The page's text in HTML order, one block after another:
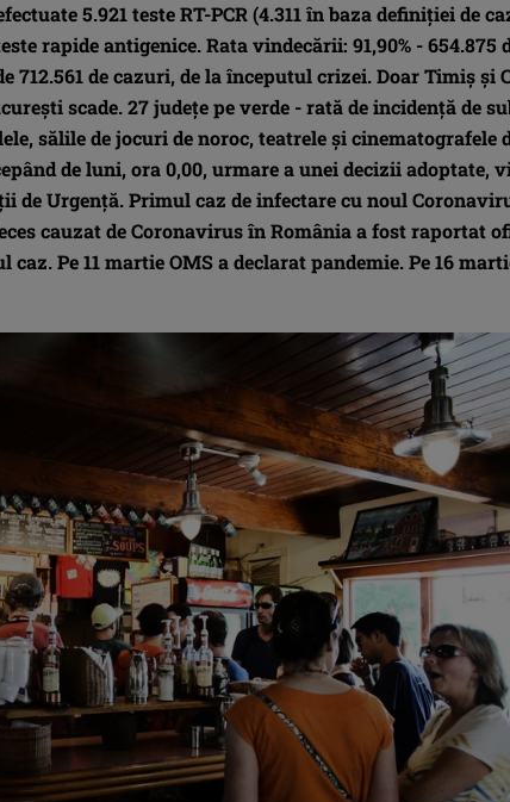
5.921 teste RT-PCR (4.311 în baza definiției de
rapide antigenice. Rata vindecării: 91,90% - 654.875
de cazuri, de la începutul crizei. Doar Timiş şi
scade. 27 judeţe pe verde - rată de incidenţă de
sălile de jocuri de noroc, teatrele şi cinematografele
de luni, ora 0,00, urmare a unei decizii adoptate,
Urgenţă. Primul caz de infectare cu noul
cauzat de Coronavirus în România a fost raportat
Pe 11 martie OMS a declarat pandemie. Pe 16